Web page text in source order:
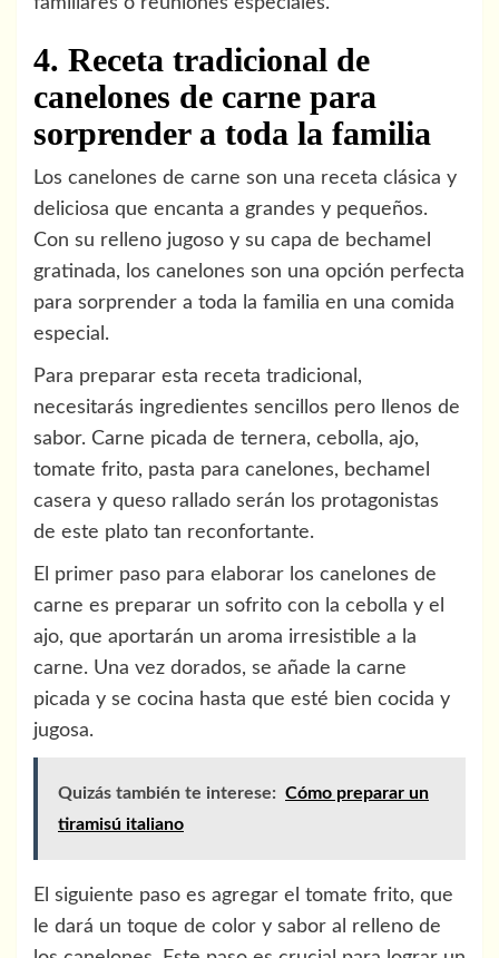
4. Receta tradicional de
canelones de carne para
sorprender a toda la familia
Los canelones de carne son una receta clásica y
deliciosa que encanta a grandes y pequeños.
Con su relleno jugoso y su capa de bechamel
gratinada, los canelones son una opción perfecta
para sorprender a toda la familia en una comida
especial.
Para preparar esta receta tradicional,
necesitarás ingredientes sencillos pero llenos de
sabor. Carne picada de ternera, cebolla, ajo,
tomate frito, pasta para canelones, bechamel
casera y queso rallado serán los protagonistas
de este plato tan reconfortante.
El primer paso para elaborar los canelones de
carne es preparar un sofrito con la cebolla y el
ajo, que aportarán un aroma irresistible a la
carne. Una vez dorados, se añade la carne
picada y se cocina hasta que esté bien cocida y
jugosa.
Quizás también te interese: Cómo preparar un
tiramisú italiano
El siguiente paso es agregar el tomate frito, que
le dará un toque de color y sabor al relleno de